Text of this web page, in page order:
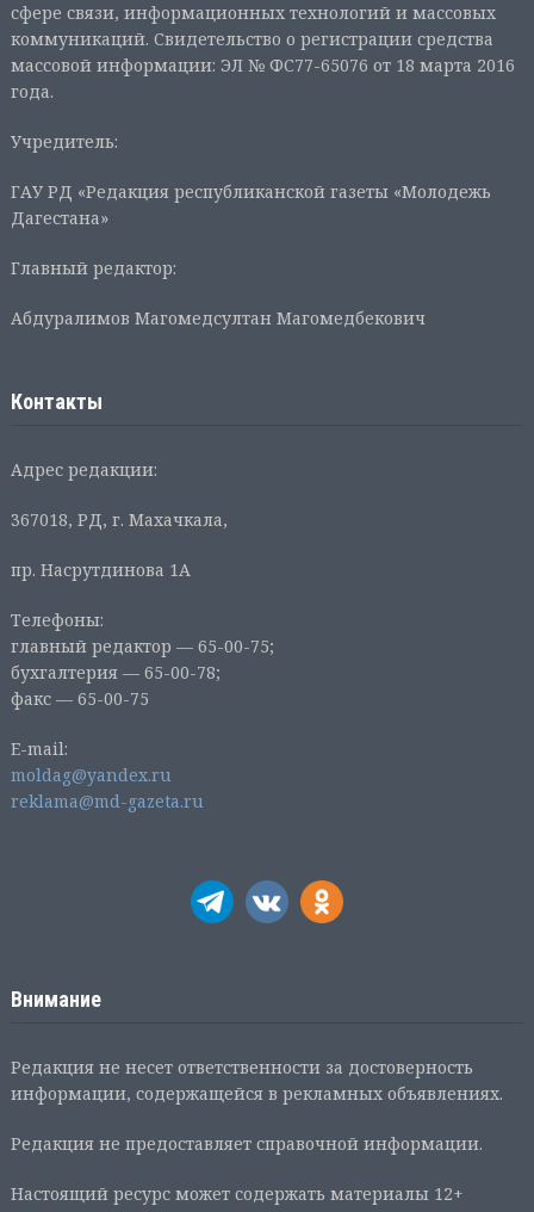
сфере связи, информационных технологий и массовых
коммуникаций. Свидетельство о регистрации средства
массовой информации: ЭЛ № ФС77-65076 от 18 марта 2016
года.
Учредитель:
ГАУ РД «Редакция республиканской газеты «Молодежь
Дагестана»
Главный редактор:
Абдуралимов Магомедсултан Магомедбекович
Контакты
Адрес редакции:
367018, РД, г. Махачкала,
пр. Насрутдинова 1А
Телефоны:
главный редактор — 65-00-75;
бухгалтерия — 65-00-78;
факс — 65-00-75
E-mail:
moldag@yandex.ru
reklama@md-gazeta.ru
Внимание
Редакция не несет ответственности за достоверность
информации, содержащейся в рекламных объявлениях.
Редакция не предоставляет справочной информации.
Настоящий ресурс может содержать материалы 12+